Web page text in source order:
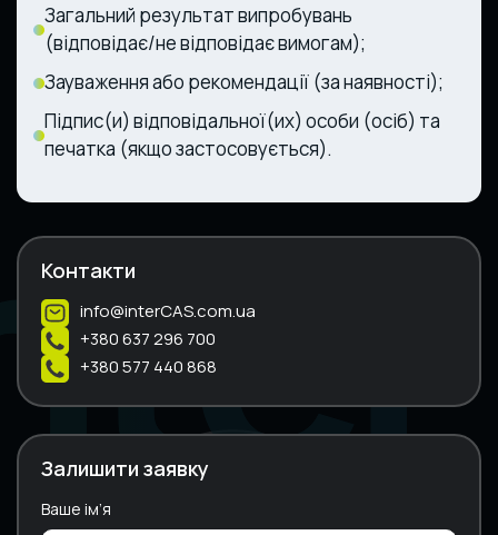
Загальний результат випробувань
(відповідає/не відповідає вимогам);
Зауваження або рекомендації (за наявності);
Підпис(и) відповідальної(их) особи (осіб) та
печатка (якщо застосовується).
Контакти
info@interCAS.com.ua
+380 637 296 700
+380 577 440 868
Залишити заявку
Ваше ім’я
A